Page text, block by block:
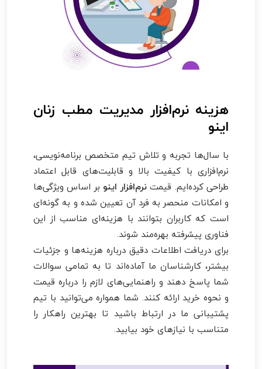
هزینه نرم‌افزار مدیریت مطب زنان
اینو
با سال‌ها تجربه و تلاش تیم متخصص برنامه‌نویسی،
نرم‌افزاری با کیفیت بالا و قابلیت‌های قابل اعتماد
طراحی کرده‌ایم. قیمتنرم‌افزار اینو بر اساس ویژگی‌ها
و امکانات منحصر به فرد آن تعیین شده و به گونه‌ای
است که کاربران بتوانند با هزینه‌ای مناسب از این
فناوری پیشرفته بهره‌مند شوند.
برای دریافت اطلاعات دقیق درباره هزینه‌ها و جزئیات
بیشتر، کارشناسان ما آماده‌اند تا به تمامی سوالات
شما پاسخ دهند و راهنمایی‌های لازم را درباره قیمت
و نحوه خرید ارائه کنند. شما همواره می‌توانید با تیم
پشتیبانی ما در ارتباط باشید تا بهترین راهکار را
متناسب با نیازهای خود بیابید.